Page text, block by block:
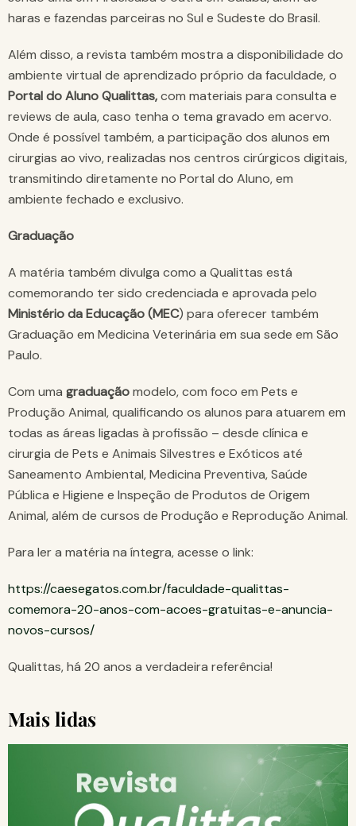
haras e fazendas parceiras no Sul e Sudeste do Brasil.
Além disso, a revista também mostra a disponibilidade do
ambiente virtual de aprendizado próprio da faculdade, o
Portal do Aluno Qualittas,com materiais para consulta e
reviews de aula, caso tenha o tema gravado em acervo.
Onde é possível também, a participação dos alunos em
cirurgias ao vivo, realizadas nos centros cirúrgicos digitais,
transmitindo diretamente no Portal do Aluno, em
ambiente fechado e exclusivo.
Graduação
A matéria também divulga como a Qualittas está
comemorando ter sido credenciada e aprovada pelo
Ministério da Educação (MEC) para oferecer também
Graduação em Medicina Veterinária em sua sede em São
Paulo.
Com uma graduaçãomodelo, com foco em Pets e
Produção Animal, qualificando os alunos para atuarem em
todas as áreas ligadas à profissão – desde clínica e
cirurgia de Pets e Animais Silvestres e Exóticos até
Saneamento Ambiental, Medicina Preventiva, Saúde
Pública e Higiene e Inspeção de Produtos de Origem
Animal, além de cursos de Produção e Reprodução Animal.
Para ler a matéria na íntegra, acesse o link:
https://caesegatos.com.br/faculdade-qualittas-
comemora-20-anos-com-acoes-gratuitas-e-anuncia-
novos-cursos/
Qualittas, há 20 anos a verdadeira referência!
Mais lidas